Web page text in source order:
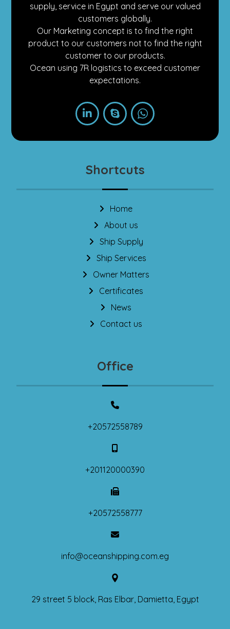
supply, service in Egypt and serve our valued
customers globally.
Our Marketing concept is to find the right
product to our customers not to find the right
customer to our products.
Ocean using 7R logistics to exceed customer
expectations.
Shortcuts
Home
About us
Ship Supply
Ship Services
Owner Matters
Certificates
News
Contact us
Office
+20572558789
+201120000390
+20572558777
info@oceanshipping.com.eg
29 street 5 block, Ras Elbar, Damietta, Egypt